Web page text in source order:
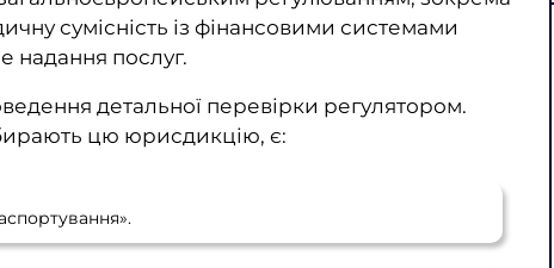
сумісність із фінансовими системами
надання послуг.
детальної перевірки регулятором.
цю юрисдикцію, є: